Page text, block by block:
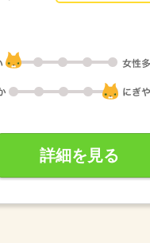
詳細を見る